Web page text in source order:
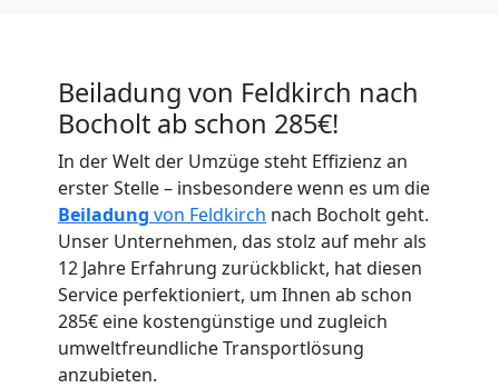
Beiladung von Feldkirch nach
Bocholt ab schon 285€!
In der Welt der Umzüge steht Effizienz an
erster Stelle – insbesondere wenn es um die
Beiladung von Feldkirch nach Bocholt geht.
Unser Unternehmen, das stolz auf mehr als
12 Jahre Erfahrung zurückblickt, hat diesen
Service perfektioniert, um Ihnen ab schon
285€ eine kostengünstige und zugleich
umweltfreundliche Transportlösung
anzubieten.
Umzugshelfer
Feldkirch